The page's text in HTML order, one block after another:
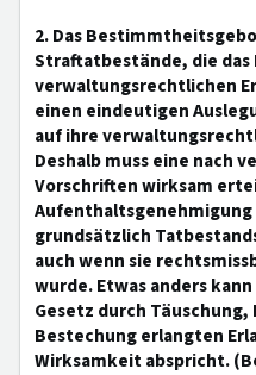
2. Das
Straftatbestände, die das
verwaltungsrechtlichen
einen eindeutigen
auf ihre
Deshalb muss eine nach
Vorschriften wirksam
grundsätzlich
auch wenn sie
wurde. Etwas anders
Gesetz durch Täuschung,
Bestechung erlangten
Wirksamkeit abspricht.